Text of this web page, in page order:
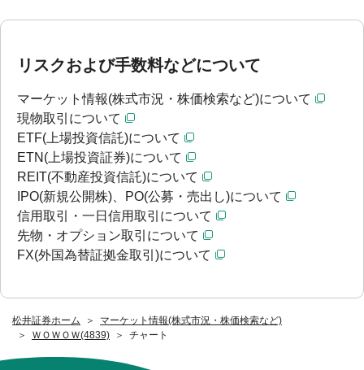
松井証券ホーム
マーケット情報(株式市況・株価検索など)
ＷＯＷＯＷ(4839)
チャート
リスクおよび手数料などについて
マーケット情報(株式市況・株価検索など)について
現物取引について
ETF(上場投資信託)について
ETN(上場投資証券)について
REIT(不動産投資信託)について
IPO(新規公開株)、PO(公募・売出し)について
信用取引・一日信用取引について
先物・オプション取引について
FX(外国為替証拠金取引)について